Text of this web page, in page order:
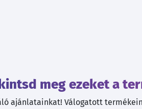
meg ezeket a
ajánlatainkat! Válogatott